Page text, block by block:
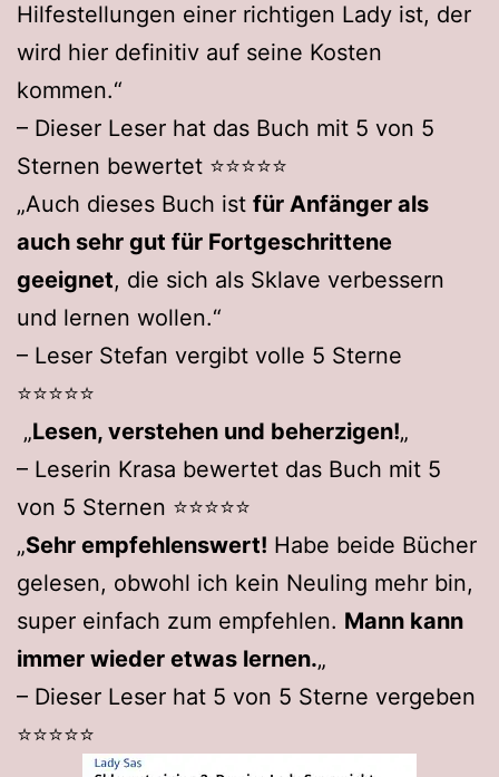
Hilfestellungen einer richtigen Lady ist, der
wird hier definitiv auf seine Kosten
kommen.“
– Dieser Leser hat das Buch mit 5 von 5
Sternen bewertet ⭐️⭐️⭐️⭐️⭐️
„Auch dieses Buch ist für Anfänger als
auch sehr gut für Fortgeschrittene
geeignet, die sich als Sklave verbessern
und lernen wollen.“
– Leser Stefan vergibt volle 5 Sterne
⭐️⭐️⭐️⭐️⭐️
„Lesen, verstehen und beherzigen!„
– Leserin Krasa bewertet das Buch mit 5
von 5 Sternen ⭐️⭐️⭐️⭐️⭐️
„Sehr empfehlenswert! Habe beide Bücher
gelesen, obwohl ich kein Neuling mehr bin,
super einfach zum empfehlen. Mann kann
immer wieder etwas lernen.„
– Dieser Leser hat 5 von 5 Sterne vergeben
⭐️⭐️⭐️⭐️⭐️